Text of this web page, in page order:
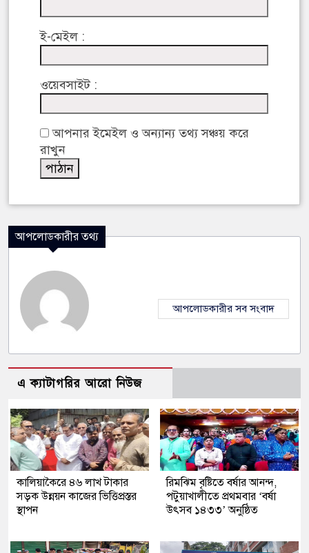
ই-মেইল :
ওয়েবসাইট :
আপনার ইমেইল ও অন্যান্য তথ্য সঞ্চয় করে
রাখুন
আপলোডকারীর তথ্য
আপলোডকারীর সব সংবাদ
এ ক্যাটাগরির আরো নিউজ
কালিয়াকৈরে ৪৬ লাখ টাকার
সড়ক উন্নয়ন কাজের ভিত্তিপ্রস্তর
স্থাপন
রিমঝিম বৃষ্টিতে বর্ষার আনন্দ,
পটুয়াখালীতে প্রথমবার ‘বর্ষা
উৎসব ১৪৩৩’ অনুষ্ঠিত